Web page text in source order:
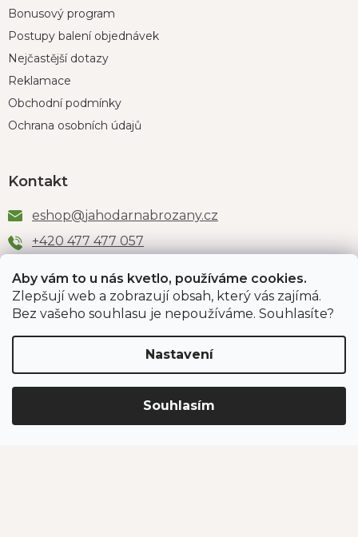
Aby vám to u nás kvetlo, používáme cookies.
Zlepšují web a zobrazují obsah, který vás zajímá.
Bez vašeho souhlasu je nepoužíváme. Souhlasíte?
Nastavení
Souhlasím
Bonusový program
Postupy balení objednávek
Nejčastější dotazy
Reklamace
Obchodní podmínky
Ochrana osobních údajů
Kontakt
eshop@jahodarnabrozany.cz
+420 477 477 057
Odběr newsletteru
PŘIHLÁSIT SE